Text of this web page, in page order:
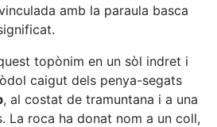
amb la paraula basca
topònim en un sòl indret i
caigut dels penya-segats
, al costat de tramuntana i a una
La roca ha donat nom a un coll,